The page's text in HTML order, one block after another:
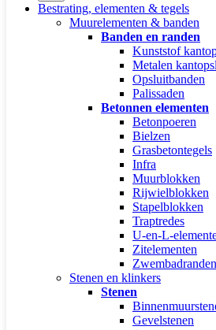
Bestrating, elementen & tegels
Muurelementen & banden
Banden en randen
Kunststof
Metalen
Opsluitbanden
Palissaden
Betonnen elementen
Betonpoeren
Bielzen
Grasbetontegels
Infra
Muurblokken
Rijwielblokken
Stapelblokken
Traptredes
U-en-L-
Zitelementen
Zwembadranden
Stenen en klinkers
Stenen
Gevelstenen